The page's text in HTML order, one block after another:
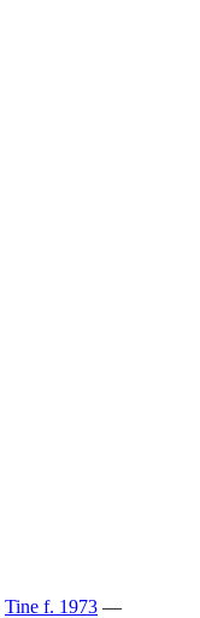
Tine f. 1973 —